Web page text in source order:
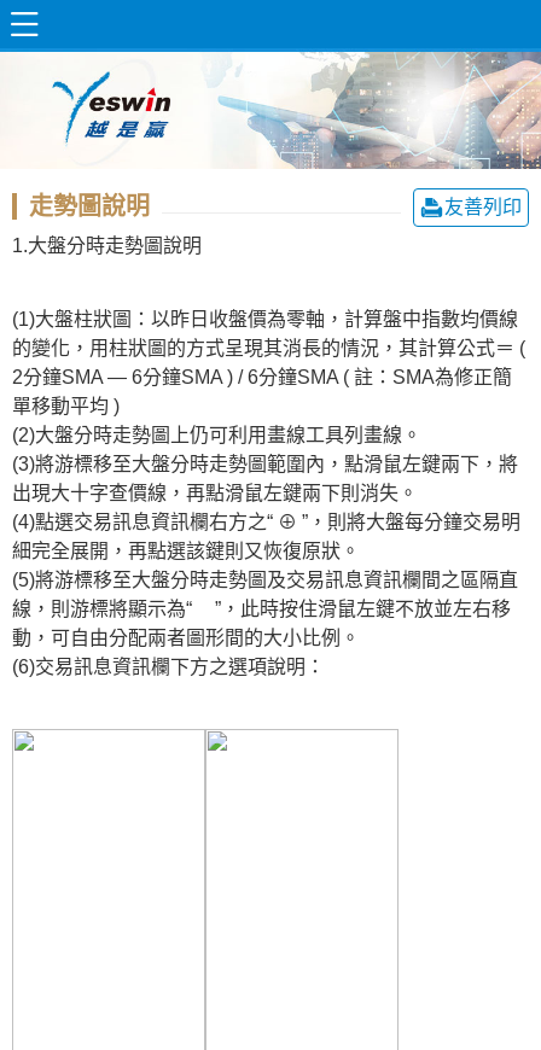
友善列印
走勢圖說明
1.大盤分時走勢圖說明
(1)大盤柱狀圖：以昨日收盤價為零軸，計算盤中指數均價線
的變化，用柱狀圖的方式呈現其消長的情況，其計算公式＝ (
2分鐘SMA — 6分鐘SMA ) / 6分鐘SMA ( 註：SMA為修正簡
單移動平均 )
(2)大盤分時走勢圖上仍可利用畫線工具列畫線。
(3)將游標移至大盤分時走勢圖範圍內，點滑鼠左鍵兩下，將
出現大十字查價線，再點滑鼠左鍵兩下則消失。
(4)點選交易訊息資訊欄右方之“ ⊕ ”，則將大盤每分鐘交易明
細完全展開，再點選該鍵則又恢復原狀。
(5)將游標移至大盤分時走勢圖及交易訊息資訊欄間之區隔直
線，則游標將顯示為“
”，此時按住滑鼠左鍵不放並左右移
動，可自由分配兩者圖形間的大小比例。
(6)交易訊息資訊欄下方之選項說明：